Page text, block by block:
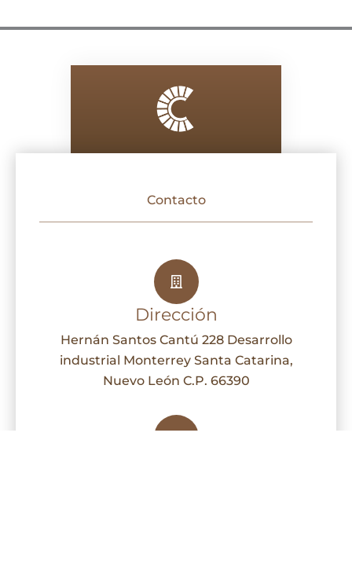
Contacto
Dirección
Hernán Santos Cantú 228 Desarrollo
industrial Monterrey Santa Catarina,
Nuevo León C.P. 66390